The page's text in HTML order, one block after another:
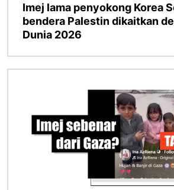
Imej lama penyokong Korea
bendera Palestin dikaitkan
Dunia 2026